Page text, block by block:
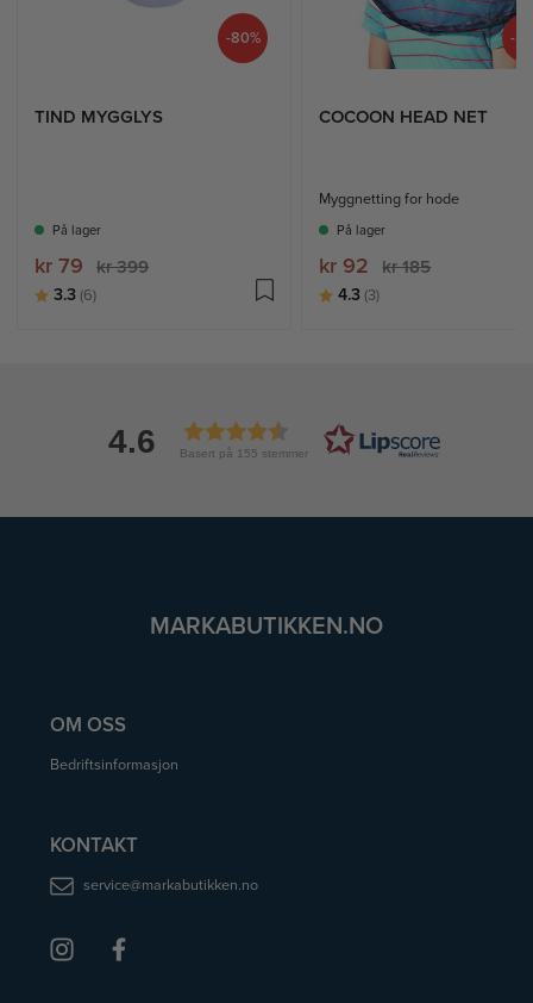
-80%
TIND MYGGLYS
På lager
kr 79 kr 399
Karakter:
3.3(6)av 5 mulige
-
COCOON HEAD NET
Myggnetting for hode
På lager
kr 92 kr 185
Karakter:
4.3 (3)
4.6 Basert på 155 stemmer
MARKABUTIKKEN.NO
OM OSS
Bedriftsinformasjon
KONTAKT
service@markabutikken.no